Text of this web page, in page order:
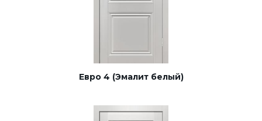
Евро 4 (Эмалит белый)